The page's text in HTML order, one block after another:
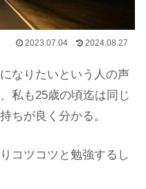
2023.07.04 2024.08.27
なりたいという人の声
私も25歳の頃迄は同じ
ちが良く分かる。
コツコツと勉強するし